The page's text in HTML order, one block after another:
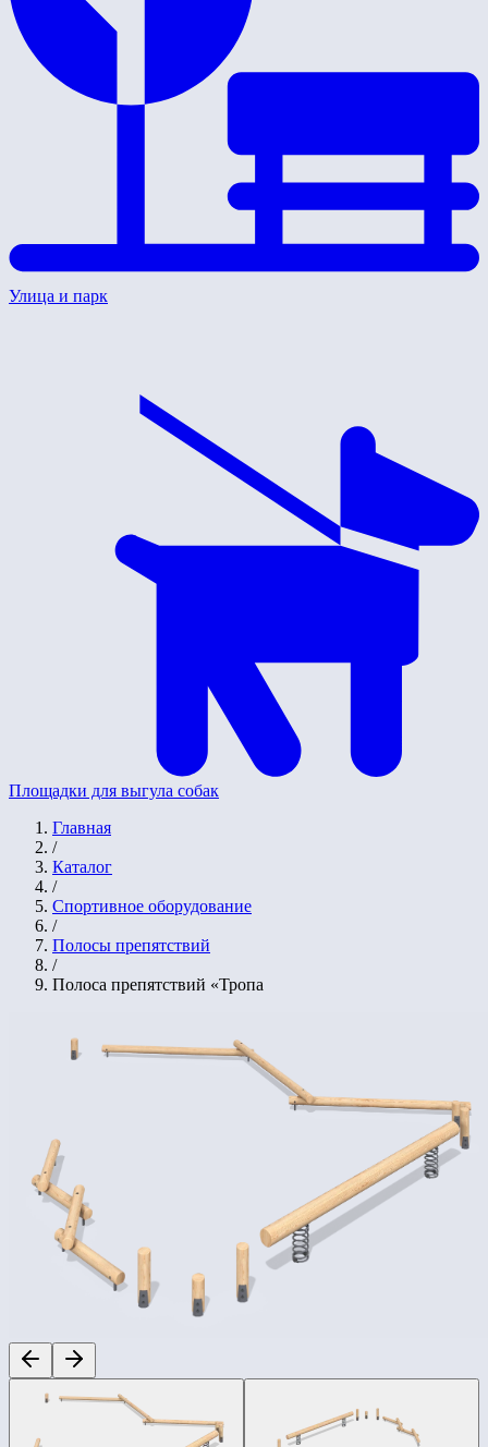
Улица и парк
Площадки для выгула собак
Главная
/
Каталог
/
Спортивное оборудование
/
Полосы препятствий
/
Полоса препятствий «Тропа